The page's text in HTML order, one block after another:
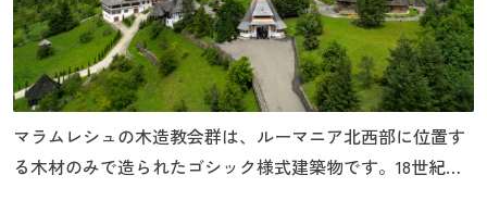
マラムレシュの木造教会群は、ルーマニア北西部に位置す
る木材のみで造られたゴシック様式建築物です。18世紀か